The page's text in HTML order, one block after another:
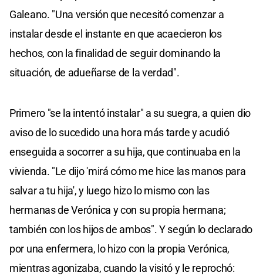
Galeano. "Una versión que necesitó comenzar a
instalar desde el instante en que acaecieron los
hechos, con la finalidad de seguir dominando la
situación, de adueñarse de la verdad".
Primero "se la intentó instalar" a su suegra, a quien dio
aviso de lo sucedido una hora más tarde y acudió
enseguida a socorrer a su hija, que continuaba en la
vivienda. "Le dijo 'mirá cómo me hice las manos para
salvar a tu hija', y luego hizo lo mismo con las
hermanas de Verónica y con su propia hermana;
también con los hijos de ambos". Y según lo declarado
por una enfermera, lo hizo con la propia Verónica,
mientras agonizaba, cuando la visitó y le reprochó: